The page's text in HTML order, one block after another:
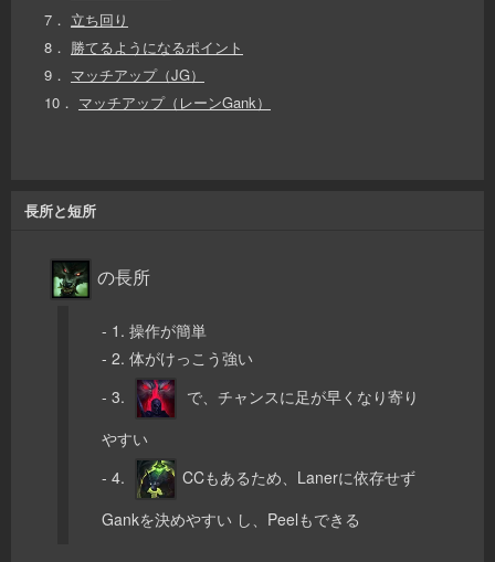
7． 立ち回り
8． 勝てるようになるポイント
9． マッチアップ（JG）
10． マッチアップ（レーンGank）
長所と短所
の長所
- 1. 操作が簡単
- 2. 体がけっこう強い
- 3.
で、チャンスに足が早くなり寄り
やすい
- 4.
CCもあるため、Lanerに依存せず
Gankを決めやすい し、Peelもできる